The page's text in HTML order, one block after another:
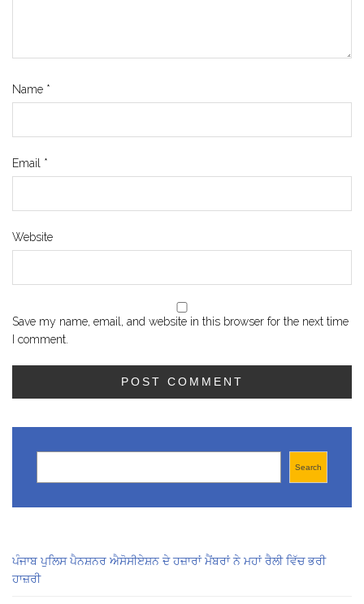
Name *
Email *
Website
Save my name, email, and website in this browser for the next time
I comment.
Search
ਪੰਜਾਬ ਪੁਲਿਸ ਪੈਨਸ਼ਨਰ ਐਸੋਸੀਏਸ਼ਨ ਦੇ ਹਜ਼ਾਰਾਂ ਮੈਂਬਰਾਂ ਨੇ ਮਹਾਂ ਰੈਲੀ ਵਿੱਚ ਭਰੀ
ਹਾਜ਼ਰੀ